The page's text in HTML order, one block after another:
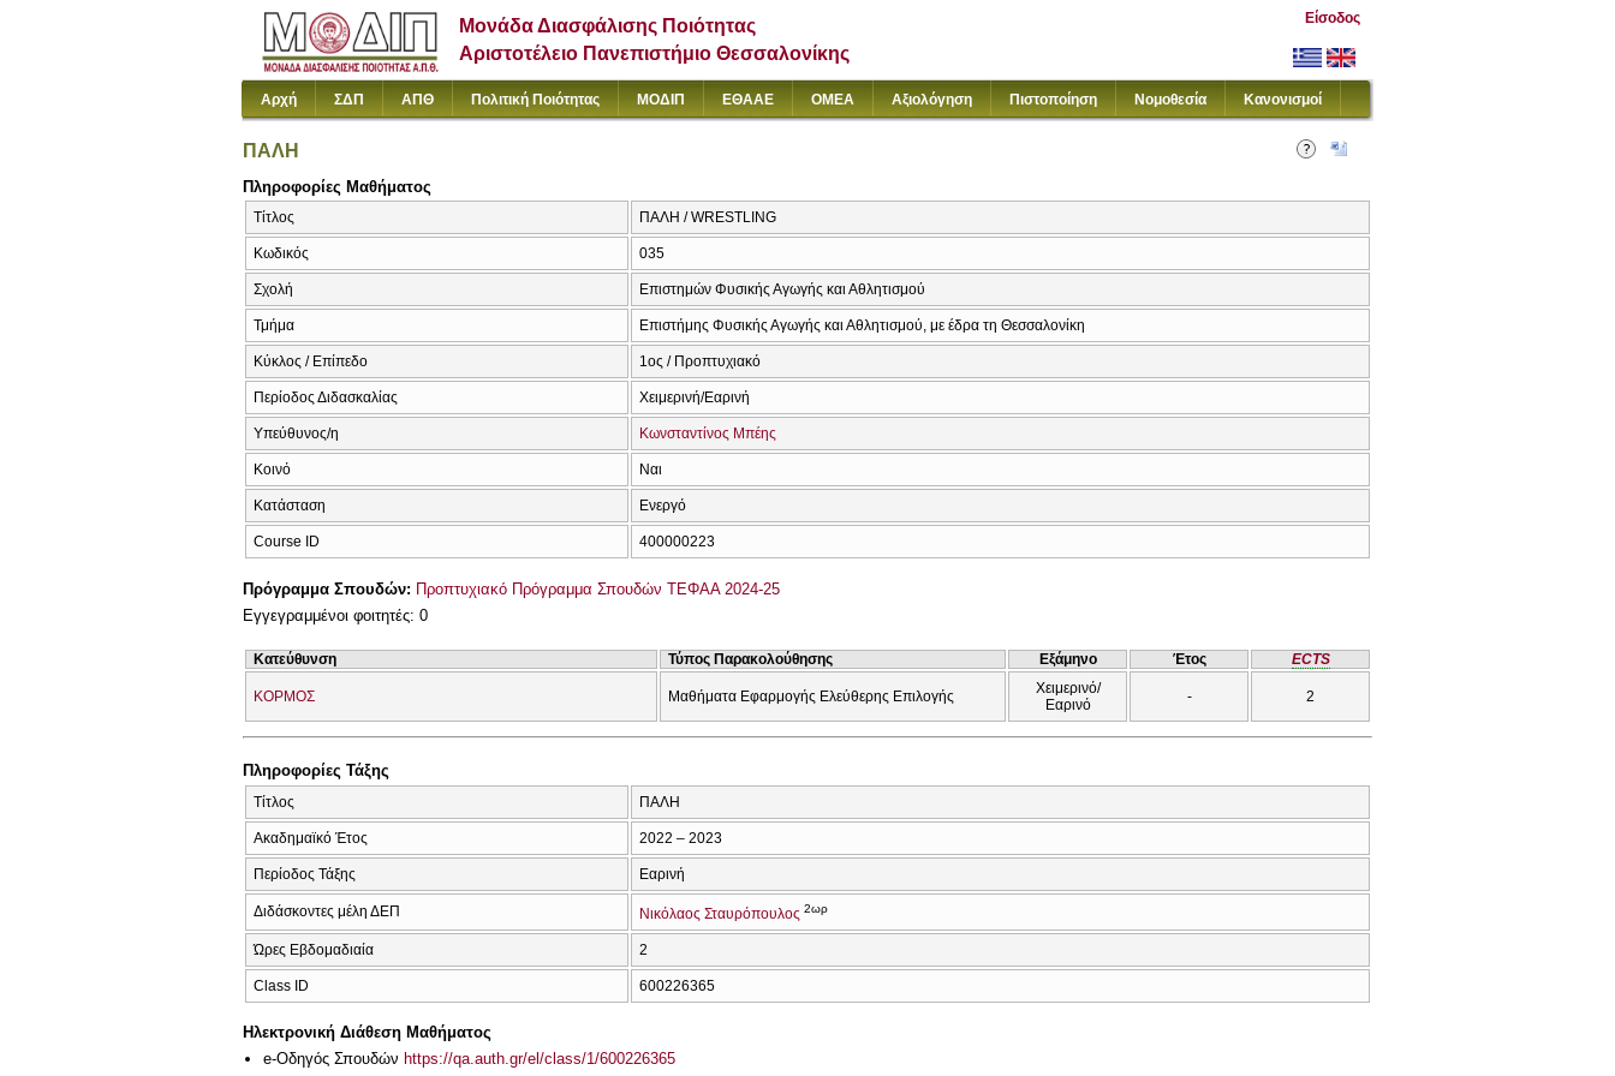
Μονάδα Διασφάλισης Ποιότητας
Αριστοτέλειο Πανεπιστήμιο Θεσσαλονίκης
Είσοδος
Αρχή ΣΔΠ ΑΠΘ Πολιτική Ποιότητας ΜΟΔΙΠ ΕΘΑΑΕ ΟΜΕΑ Αξιολόγηση Πιστοποίηση Νομοθεσία Κανονισμοί
ΠΑΛΗ
Πληροφορίες Μαθήματος
Τίτλος ΠΑΛΗ / WRESTLING
Κωδικός 035
Σχολή Επιστημών Φυσικής Αγωγής και Αθλητισμού
Τμήμα Επιστήμης Φυσικής Αγωγής και Αθλητισμού, με έδρα τη Θεσσαλονίκη
Κύκλος / Επίπεδο 1ος / Προπτυχιακό
Περίοδος Διδασκαλίας Χειμερινή/Εαρινή
Υπεύθυνος/η Κωνσταντίνος Μπέης
Κοινό Ναι
Κατάσταση Ενεργό
Course ID 400000223
Πρόγραμμα Σπουδών: Προπτυχιακό Πρόγραμμα Σπουδών ΤΕΦΑΑ 2024-25
Εγγεγραμμένοι φοιτητές: 0
Κατεύθυνση Τύπος Παρακολούθησης Εξάμηνο Έτος ECTS
ΚΟΡΜΟΣ Μαθήματα Εφαρμογής Ελεύθερης Επιλογής
Χειμερινό/
Εαρινό
- 2
Πληροφορίες Τάξης
Τίτλος ΠΑΛΗ
Ακαδημαϊκό Έτος 2022 – 2023
Περίοδος Τάξης Εαρινή
Διδάσκοντες μέλη ΔΕΠ Νικόλαος Σταυρόπουλος 2ωρ
Ώρες Εβδομαδιαία 2
Class ID 600226365
Ηλεκτρονική Διάθεση Μαθήματος
e-Οδηγός Σπουδών https://qa.auth.gr/el/class/1/600226365